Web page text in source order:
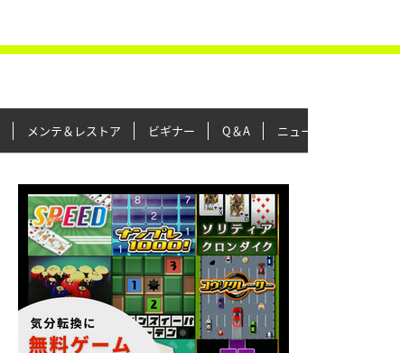
メンテ＆レストア ビギナー Q＆A ニュース＆トピックス